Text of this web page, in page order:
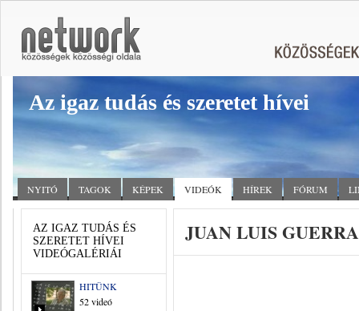
Az igaz tudás és szeretet hívei
NYITÓ TAGOK KÉPEK VIDEÓK HÍREK FÓRUM
AZ IGAZ TUDÁS ÉS
SZERETET HÍVEI
VIDEÓGALÉRIÁI
HITÜNK
52 videó
JUAN LUIS